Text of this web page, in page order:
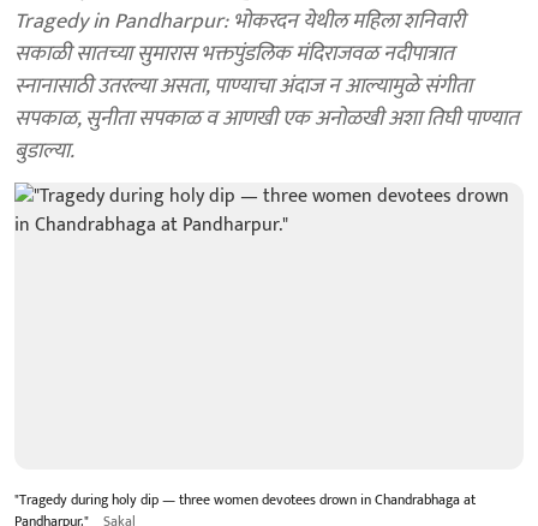
Tragedy in Pandharpur: भोकरदन येथील महिला शनिवारी
सकाळी सातच्या सुमारास भक्तपुंडलिक मंदिराजवळ नदीपात्रात
स्नानासाठी उतरल्या असता, पाण्याचा अंदाज न आल्यामुळे संगीता
सपकाळ, सुनीता सपकाळ व आणखी एक अनोळखी अशा तिघी पाण्यात
बुडाल्या.
"Tragedy during holy dip — three women devotees drown in Chandrabhaga at
Pandharpur." Sakal